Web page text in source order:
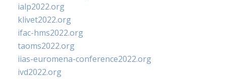
ialp2022.org
klivet2022.org
ifac-hms2022.org
taoms2022.org
iias-euromena-conference2022.org
ivd2022.org